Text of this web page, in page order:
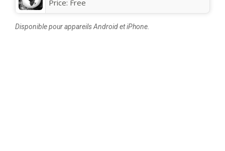
Price: Free
Disponible pour appareils Android et iPhone.